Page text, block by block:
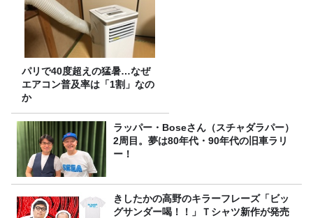
パリで40度超えの猛暑…なぜ
エアコン普及率は「1割」なの
か
ラッパー・Boseさん（スチャダラパー）
2周目。夢は80年代・90年代の旧車ラリ
ー！
きしたかの高野のキラーフレーズ「ビッ
グサンダー喝！！」Ｔシャツ新作が発売